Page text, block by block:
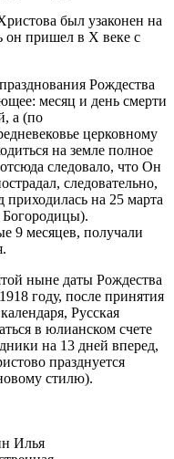
был узаконен на
он пришел в X веке с
Рождества
месяц и день смерти
а (по
церковному
на земле полное
следовало, что Он
следовательно,
приходилась на 25 марта
Богородицы).
9 месяцев, получали
ныне даты Рождества
году, после принятия
Русская
в юлианском счете
на 13 дней вперед,
празднуется
стилю).
Илья